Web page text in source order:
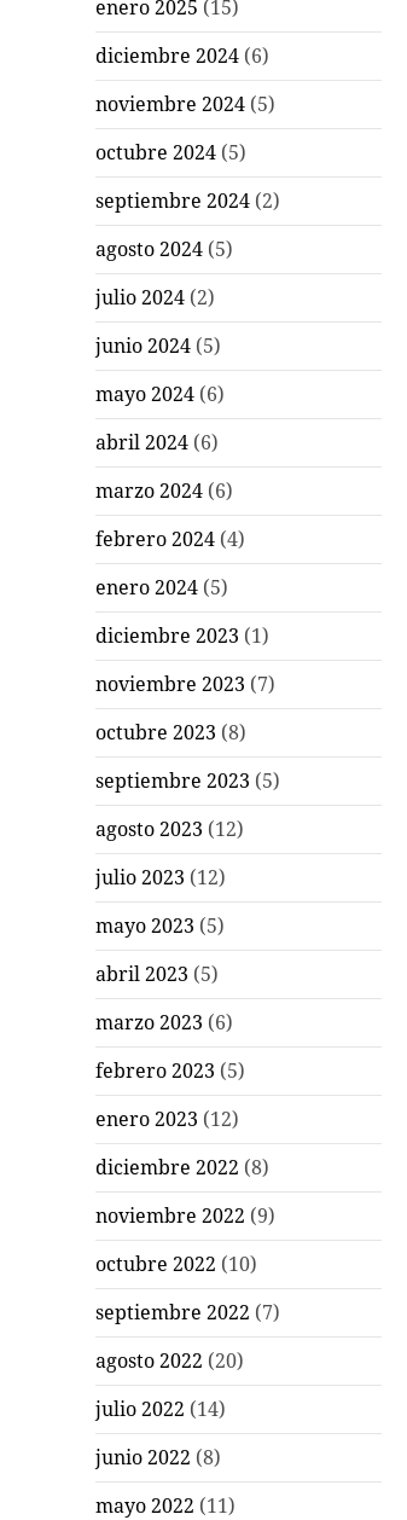
enero 2025 (15)
diciembre 2024 (6)
noviembre 2024 (5)
octubre 2024 (5)
septiembre 2024 (2)
agosto 2024 (5)
julio 2024 (2)
junio 2024 (5)
mayo 2024 (6)
abril 2024 (6)
marzo 2024 (6)
febrero 2024 (4)
enero 2024 (5)
diciembre 2023 (1)
noviembre 2023 (7)
octubre 2023 (8)
septiembre 2023 (5)
agosto 2023 (12)
julio 2023 (12)
mayo 2023 (5)
abril 2023 (5)
marzo 2023 (6)
febrero 2023 (5)
enero 2023 (12)
diciembre 2022 (8)
noviembre 2022 (9)
octubre 2022 (10)
septiembre 2022 (7)
agosto 2022 (20)
julio 2022 (14)
junio 2022 (8)
mayo 2022 (11)